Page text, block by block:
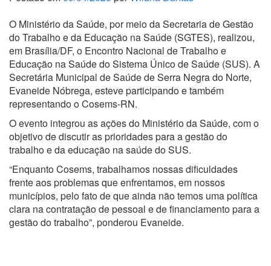
O Ministério da Saúde, por meio da Secretaria de Gestão
do Trabalho e da Educação na Saúde (SGTES), realizou,
em Brasília/DF, o Encontro Nacional de Trabalho e
Educação na Saúde do Sistema Único de Saúde (SUS). A
Secretária Municipal de Saúde de Serra Negra do Norte,
Evaneide Nóbrega, esteve participando e também
representando o Cosems-RN.
O evento integrou as ações do Ministério da Saúde, com o
objetivo de discutir as prioridades para a gestão do
trabalho e da educação na saúde do SUS.
“Enquanto Cosems, trabalhamos nossas dificuldades
frente aos problemas que enfrentamos, em nossos
municípios, pelo fato de que ainda não temos uma política
clara na contratação de pessoal e de financiamento para a
gestão do trabalho”, ponderou Evaneide.